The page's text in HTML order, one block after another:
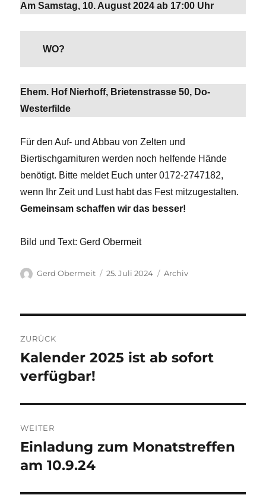
Am Samstag, 10. August 2024 ab 17:00 Uhr
WO?
Ehem. Hof Nierhoff, Brietenstrasse 50, Do-
Westerfilde
Für den Auf- und Abbau von Zelten und
Biertischgarnituren werden noch helfende Hände
benötigt. Bitte meldet Euch unter 0172-2747182,
wenn Ihr Zeit und Lust habt das Fest mitzugestalten.
Gemeinsam schaffen wir das besser!
Bild und Text: Gerd Obermeit
Autor
Gerd Obermeit
Veröffentlicht
25. Juli 2024 Kategorien
Archiv
ZURÜCK
Vorheriger
Beitrag:
Kalender 2025 ist ab sofort
verfügbar!
WEITER
Nächster
Beitrag:
Einladung zum Monatstreffen
am 10.9.24